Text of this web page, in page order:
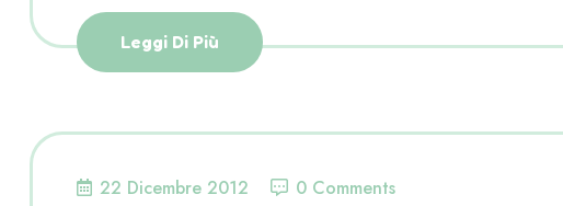
Leggi Di Più
22 Dicembre 2012 0 Comments